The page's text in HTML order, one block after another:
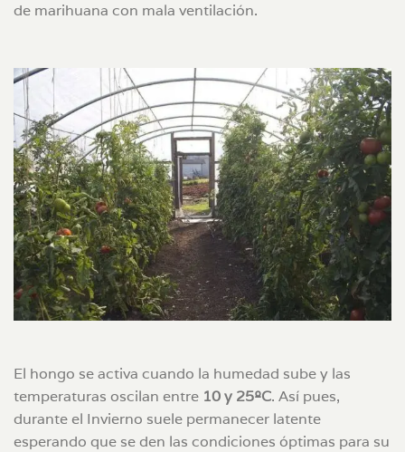
de marihuana con mala ventilación.
El hongo se activa cuando la humedad sube y las
temperaturas oscilan entre 10 y 25ºC. Así pues,
durante el Invierno suele permanecer latente
esperando que se den las condiciones óptimas para su